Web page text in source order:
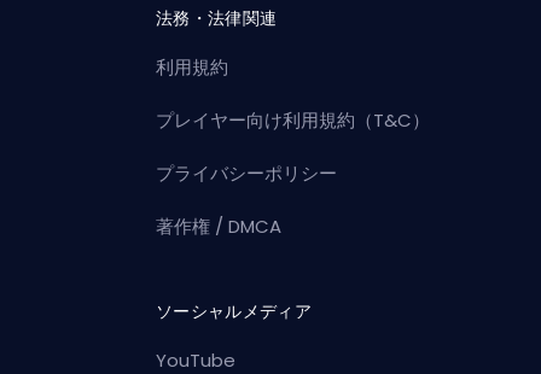
法務・法律関連
利用規約
プレイヤー向け利用規約（T&C）
プライバシーポリシー
著作権 / DMCA
ソーシャルメディア
YouTube